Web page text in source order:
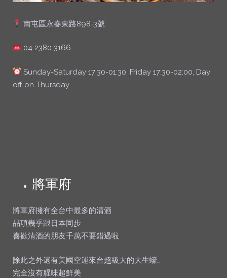
南屯區永春東路898-3號
04 2380 3166
Sunday-Saturday 17:30-01:30, Friday 17:30-02:00, Day
off on Thursday
將軍府
將軍府擁有全台中最多的清酒
品項幾乎跟日本同步
喜歡清酒的朋友千萬不要錯過啦
除此之外還有美國空運來台超級大的大生蠔…
完全沒有腥味超鮮美